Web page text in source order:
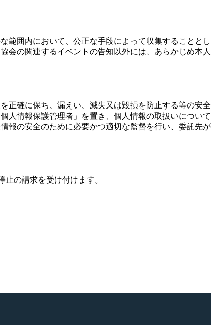
範囲内において、公正な手段によって収集することとし
会の関連するイベントの告知以外には、あらかじめ本人
正確に保ち、漏えい、滅失又は毀損を防止する等の安全
人情報保護管理者」を置き、個人情報の取扱いについて
報の安全のために必要かつ適切な監督を行い、委託先が
の請求を受け付けます。